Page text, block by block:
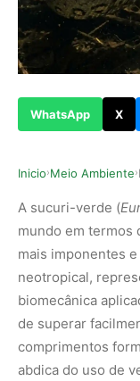
WhatsApp X
Inicio›Meio Ambiente›
A sucuri-verde (
mundo em termos
mais imponentes
neotropical,
biomecânica
de superar
comprimentos
abdica do uso de